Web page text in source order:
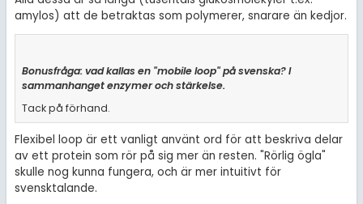
amylos) att de betraktas som polymerer, snarare än kedjor.
Bonusfråga: vad kallas en "mobile loop" på svenska? I
sammanhanget enzymer och stärkelse.
Tack på förhand.
Flexibel loop är ett vanligt använt ord för att beskriva delar
av ett protein som rör på sig mer än resten. "Rörlig ögla"
skulle nog kunna fungera, och är mer intuitivt för
svensktalande.